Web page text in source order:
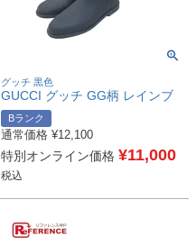
グッチ 黒色
GUCCI グッチ GG柄 レインブ
ーツ 靴 レインシューズ ラバー
レディース ブラック 【中古】
Bランク
通常価格 ¥12,100
特別オンライン価格 ¥11,000
税込